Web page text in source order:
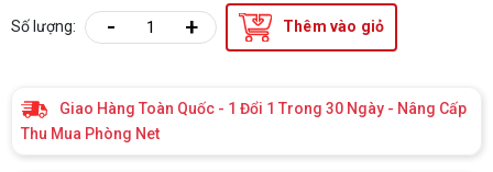
Số lượng: - + Thêm vào giỏ
Giao Hàng Toàn Quốc - 1 Đổi 1 Trong 30 Ngày - Nâng Cấp
Thu Mua Phòng Net